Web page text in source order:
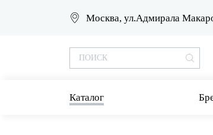
Москва, ул.Адмирала
Каталог